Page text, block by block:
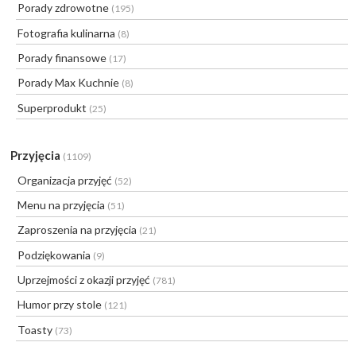
Porady zdrowotne (195)
Fotografia kulinarna (8)
Porady finansowe (17)
Porady Max Kuchnie (8)
Superprodukt (25)
Przyjęcia (1109)
Organizacja przyjęć (52)
Menu na przyjęcia (51)
Zaproszenia na przyjęcia (21)
Podziękowania (9)
Uprzejmości z okazji przyjęć (781)
Humor przy stole (121)
Toasty (73)